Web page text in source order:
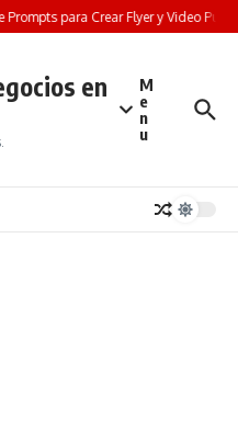
Prompts para Crear Flyer y Video
en
M
e
n
u